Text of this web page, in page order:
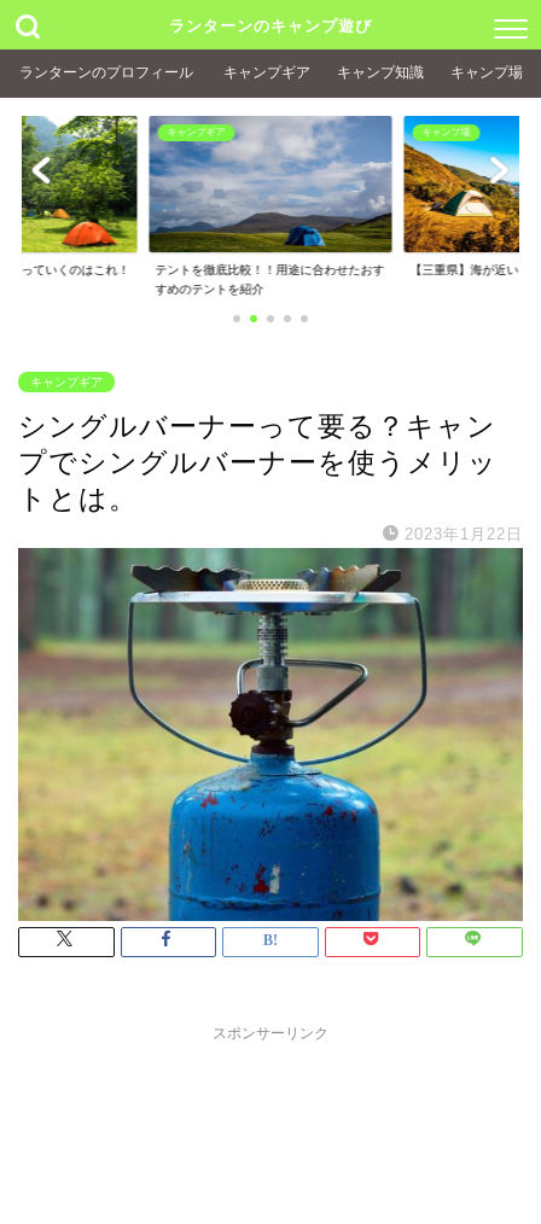
ランターンのキャンプ遊び
ランターンのプロフィール キャンプギア キャンプ知識 キャンプ場
持っていくのはこれ！
キャンプギア
テントを徹底比較！！用途に合わせたおす
すめのテントを紹介
キャンプ場
【三重県】海が近いキ
キャンプギア
シングルバーナーって要る？キャン
プでシングルバーナーを使うメリッ
トとは。
2023年1月22日
スポンサーリンク